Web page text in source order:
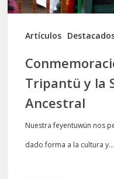
Artículos
Ancestral
Tripantü y la
Ancestral
Nuestra feyentuwün nos
dado forma a la cultura y…